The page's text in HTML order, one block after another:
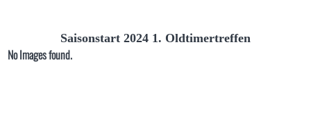
Saisonstart 2024 1. Oldtimertreffen
No Images found.